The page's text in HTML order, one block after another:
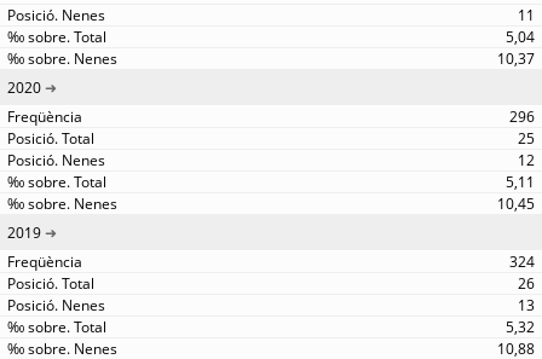
11
5,04
10,37
2020
296
25
12
5,11
10,45
2019
324
26
13
5,32
10,88